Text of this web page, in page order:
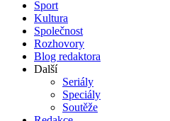
Sport
Kultura
Společnost
Rozhovory
Blog redaktora
Další
Seriály
Speciály
Soutěže